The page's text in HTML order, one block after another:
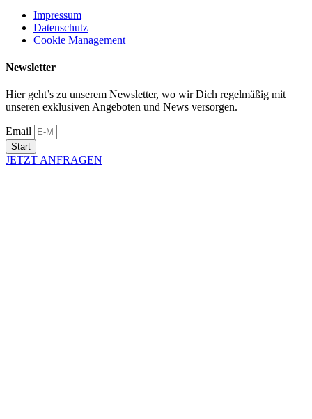
Impressum
Datenschutz
Cookie Management
Newsletter
Hier geht’s zu unserem Newsletter, wo wir Dich regelmäßig mit
unseren exklusiven Angeboten und News versorgen.
Email
Start
JETZT ANFRAGEN